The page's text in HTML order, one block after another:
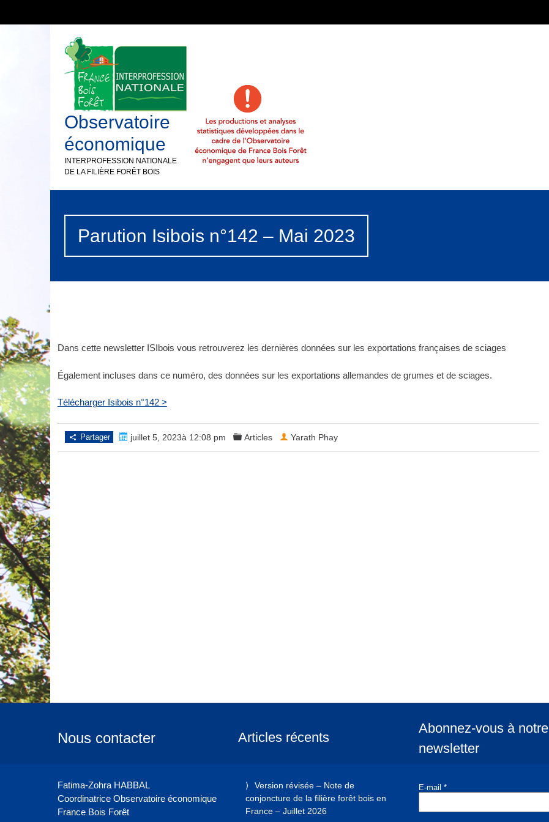
Observatoire
économique
INTERPROFESSION NATIONALE
DE LA FILIÈRE FORÊT BOIS
Parution Isibois n°142 – Mai 2023
Dans cette newsletter ISIbois vous retrouverez les dernières données sur les exportations françaises de sciages
Également incluses dans ce numéro, des données sur les exportations allemandes de grumes et de sciages.
Télécharger Isibois n°142 >
Partager juillet 5, 2023à 12:08 pm Articles Yarath Phay
Nous contacter
Fatima-Zohra HABBAL
Coordinatrice Observatoire économique
France Bois Forêt
Articles récents
Version révisée – Note de
conjoncture de la filière forêt bois en
France – Juillet 2026
Abonnez-vous à notre
newsletter
E-mail *